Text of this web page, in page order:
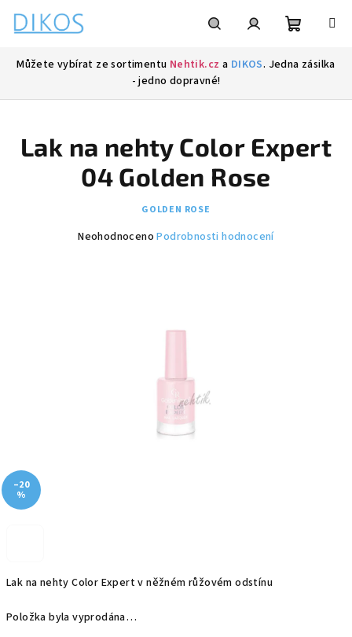
obsah
Můžete vybírat ze sortimentu Nehtik.cz a DIKOS. Jedna zásilka
- jedno dopravné!
Lak na nehty Color Expert v něžném růžovém odstínu
Položka byla vyprodána…
Lak na nehty Color Expert
04 Golden Rose
GOLDEN ROSE
Průměrné
Neohodnoceno Podrobnosti hodnocení
–20
%